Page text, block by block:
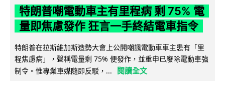
特朗普嘲電動車主有里程病 剩 75% 電
量即焦慮發作 狂言一手終結電車指令
特朗普在拉斯維加斯造勢大會上公開嘲諷電動車車主患有「里
程焦慮病」，聲稱電量剩 75% 便發作，並重申已廢除電動車強
制令。惟專業車媒隨即反駁，...
閱讀全文